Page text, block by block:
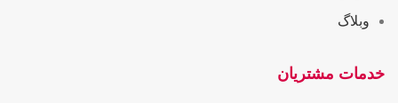
وبلاگ
خدمات مشتریان